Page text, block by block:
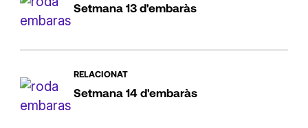
Setmana 13 d'embaràs
RELACIONAT
Setmana 14 d'embaràs